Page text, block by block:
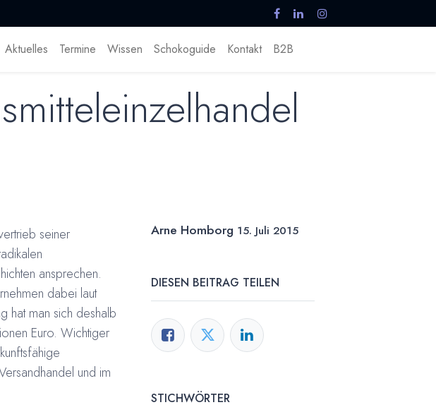
Aktuelles Termine Wissen Schokoguide Kontakt B2B
seiner
ansprechen.
dabei laut
hat man sich deshalb
Euro. Wichtiger
und im
Arne Homborg 15. Juli 2015
DIESEN BEITRAG TEILEN
STICHWÖRTER